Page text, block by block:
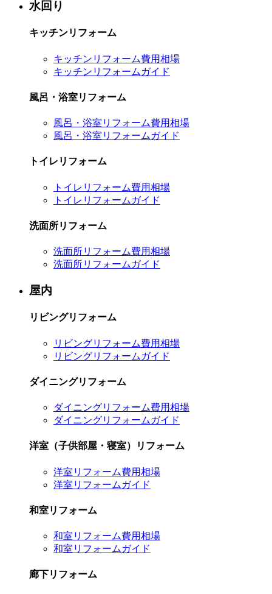
水回り
キッチンリフォーム
キッチンリフォーム費用相場
キッチンリフォームガイド
風呂・浴室リフォーム
風呂・浴室リフォーム費用相場
風呂・浴室リフォームガイド
トイレリフォーム
トイレリフォーム費用相場
トイレリフォームガイド
洗面所リフォーム
洗面所リフォーム費用相場
洗面所リフォームガイド
屋内
リビングリフォーム
リビングリフォーム費用相場
リビングリフォームガイド
ダイニングリフォーム
ダイニングリフォーム費用相場
ダイニングリフォームガイド
洋室（子供部屋・寝室）リフォーム
洋室リフォーム費用相場
洋室リフォームガイド
和室リフォーム
和室リフォーム費用相場
和室リフォームガイド
廊下リフォーム